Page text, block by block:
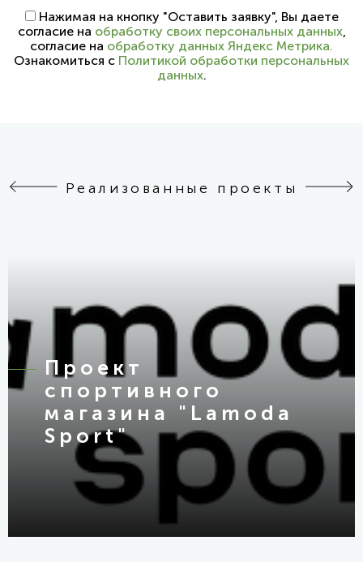
Нажимая на кнопку "Оставить заявку", Вы даете
согласие на обработку своих персональных данных,
согласие на обработку данных Яндекс Метрика.
Ознакомиться с Политикой обработки персональных
данных.
Реализованные проекты
Проект
спортивного
магазина "Lamoda
Sport"